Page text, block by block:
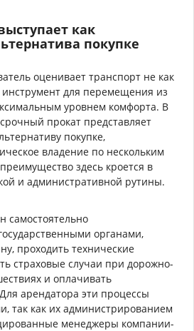
как
покупке
оценивает транспорт не как
инструмент для перемещения из
уровнем комфорта. В
прокат представляет
покупке,
владение по нескольким
здесь кроется в
и административной рутины.
самостоятельно
органами,
проходить технические
страховые случаи при дорожно-
и оплачивать
арендатора эти процессы
так как их администрированием
менеджеры компании-